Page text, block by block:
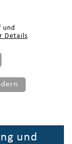
und
Details
und